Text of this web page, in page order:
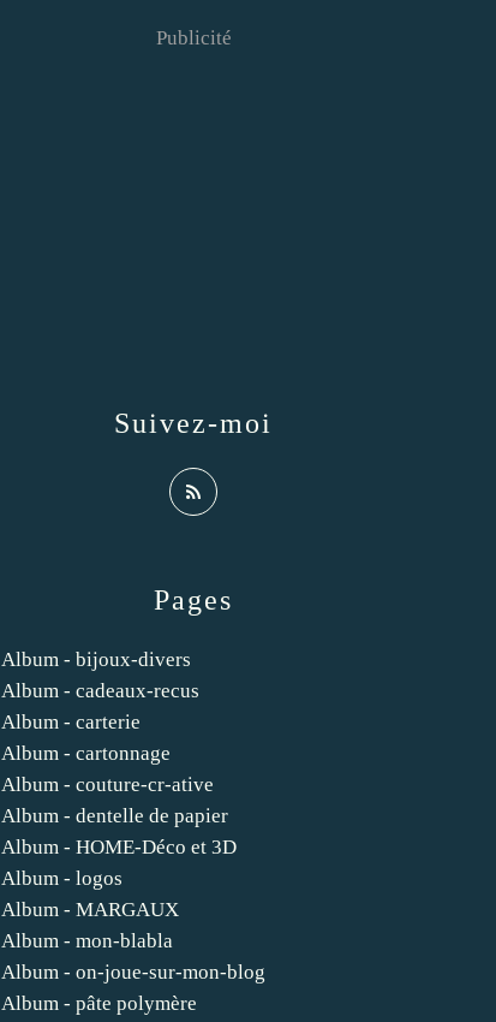
Pages
Album - bijoux-divers
Album - cadeaux-recus
Album - carterie
Album - cartonnage
Album - couture-cr-ative
Album - dentelle de papier
Album - HOME-Déco et 3D
Album - logos
Album - MARGAUX
Album - mon-blabla
Album - on-joue-sur-mon-blog
Album - pâte polymère
Suivez-moi
Publicité